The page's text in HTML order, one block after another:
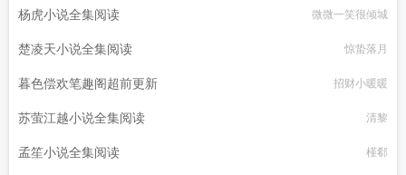
杨虎小说全集阅读 微微一笑很倾城
楚凌天小说全集阅读 惊蛰落月
暮色偿欢笔趣阁超前更新 招财小暖暖
苏萤江越小说全集阅读 清黎
孟笙小说全集阅读 槿郗